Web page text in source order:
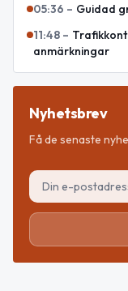
05:36 – Guidad
11:48 –
anmärkningar
Nyhetsbrev
Få de senaste